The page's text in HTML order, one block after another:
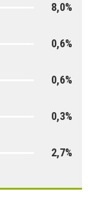
8,0%
0,6%
0,6%
0,3%
2,7%